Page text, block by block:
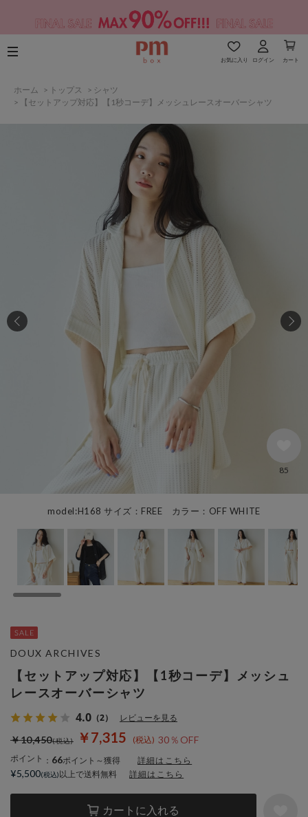
お気に入り ログイン カート
ホーム > トップス > シャツ
>
【セットアップ対応】【1秒コーデ】メッシュレースオーバーシャツ
model:H168 サイズ：FREE カラー：OFF WHITE
85
【セットアップ対応】【1秒コーデ】メッシュ
レースオーバーシャツ
4.0 （2） レビューを見る
￥7,315 30％OFF
￥10,450
ポイント ： 66ポイント～獲得 詳細はこちら
カートに入れる
DOUX ARCHIVES
¥5,500 以上で送料無料 詳細はこちら